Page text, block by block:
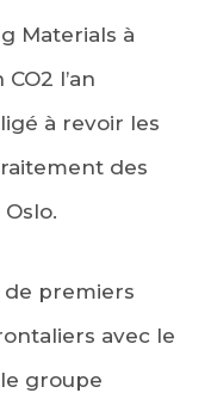
Materials à
l’an
à revoir les
des
de premiers
avec le
groupe